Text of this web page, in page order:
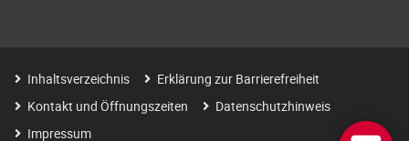
Inhaltsverzeichnis
Erklärung zur Barrierefreiheit
Kontakt und Öffnungszeiten
Datenschutzhinweis
Impressum